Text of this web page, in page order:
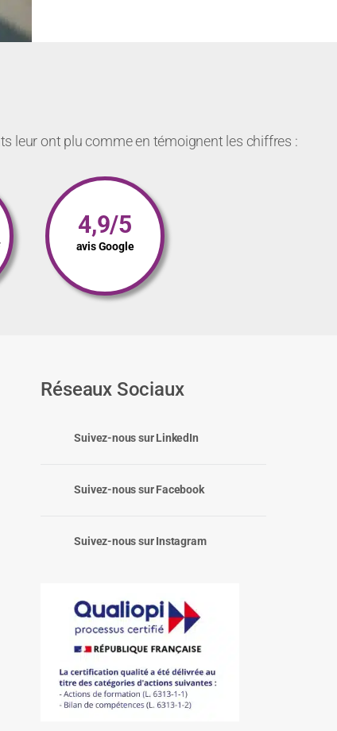
leur ont plu comme en témoignent les chiffres :
4,9/5
avis Google
Réseaux Sociaux
Suivez-nous sur LinkedIn
Suivez-nous sur Facebook
Suivez-nous sur Instagram